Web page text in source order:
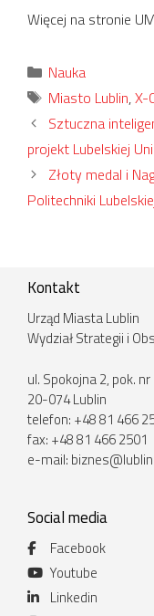
Więcej na stronie
Kategorie
Nauka
Tagi
Miasto Lublin,X-
Sztuczna
projekt Lubelskiej
Złoty medal i
Politechniki
Kontakt
Urząd Miasta Lublin
Wydział Strategii i
ul. Spokojna 2, pok.
20-074 Lublin
telefon: +48 81 466
fax: +48 81 466 2501
e-mail:
Social media
Facebook
Youtube
Linkedin